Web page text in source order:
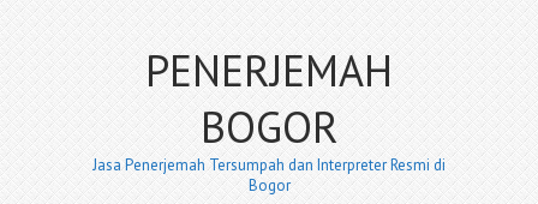
PENERJEMAH
BOGOR
Jasa Penerjemah Tersumpah dan Interpreter Resmi di
Bogor